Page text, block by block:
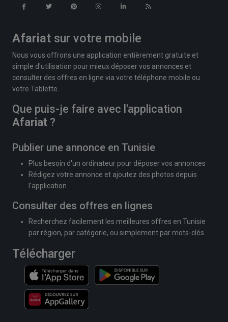
Afariat sur votre mobile
Nous vous offrons une application entièrement gratuite et
simple d'utilisation pour mieux déposer vos annonces et
consulter des offres en ligne via votre téléphone mobile ou
votre Tablette.
Que puis-je faire avec l'application
Afariat ?
Publier une annonce en Tunisie
Plus besoin d'un ordinateur pour déposer vos annonces
Rédigez votre annonce et ajoutez des photos depuis
l'application
Consulter des offres en lignes
Recherchez facilement les meilleures offres en Tunisie
par région, par catégorie, ou simplement par mots-clés.
Télécharger